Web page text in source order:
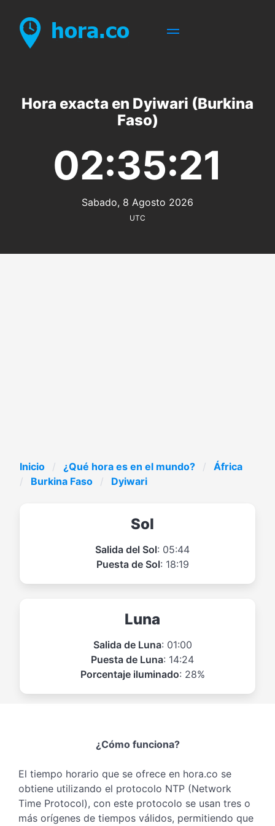
Hora exacta en Dyiwari (Burkina
Faso)
02:35:21
Sabado, 8 Agosto 2026
UTC
Inicio ¿Qué hora es en el mundo?
África
Burkina Faso
Dyiwari
Sol
Salida del Sol: 05:44
Puesta de Sol: 18:19
Luna
Salida de Luna: 01:00
Puesta de Luna: 14:24
Porcentaje iluminado: 28%
¿Cómo funciona?
El tiempo horario que se ofrece en hora.co se
obtiene utilizando el protocolo NTP (Network
Time Protocol), con este protocolo se usan tres o
más orígenes de tiempos válidos, permitiendo que